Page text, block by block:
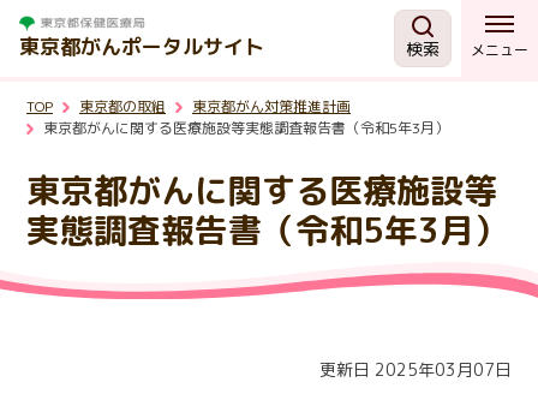
東京都がんポータルサイト 検索 メニュー
がんを知る
予防・検診
TOP 東京都の取組
東京都がん対策推進計画
東京都がんに関する医療施設等実態調査報告書（令和5年3月）
東京都がんに関する医療施設等
実態調査報告書（令和5年3月）
更新日 2025年03月07日